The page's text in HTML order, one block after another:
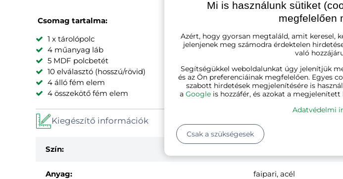
Csomag tartalma:
1 x tárolópolc
4 műanyag láb
5 MDF polcbetét
10 elválasztó (hosszú/rövid)
4 álló fém elem
4 összekötő fém elem
Kiegészítő információk
Szín:
Anyag: faipari, acél
Mi is használunk sütiket
megfelelően
Azért, hogy gyorsan megtaláld, amit keresel,
jelenjenek meg számodra érdektelen
való
Segítségükkel weboldalunkat úgy jelenítjük
és az Ön preferenciáinak megfelelően. Egyes
szabott hirdetések megjelenítésére is
a Googleis hozzáfér, és azokat a megjelenített
Adatvédelmi
Csak a szükségesek